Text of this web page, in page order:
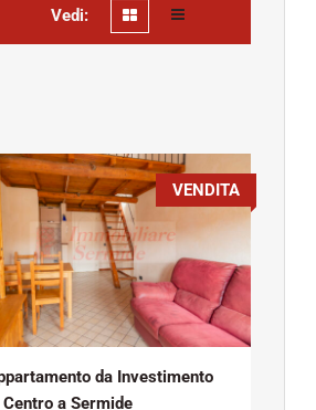
Vedi:
Metratura
Commerciale:
100 m2
VENDITA
da Investimento
Centro a Sermide